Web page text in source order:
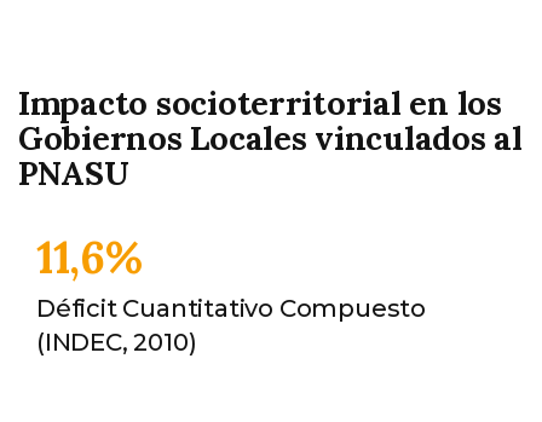
Impacto socioterritorial en los
Gobiernos Locales vinculados al
PNASU
11,6%
Déficit Cuantitativo Compuesto
(INDEC, 2010)